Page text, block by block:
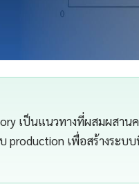
เป็นแนวทางที่ผสมผสาน
production เพื่อสร้างระบ